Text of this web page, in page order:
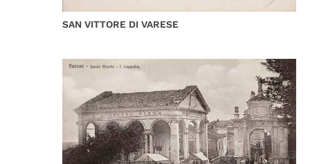
SAN VITTORE DI VARESE